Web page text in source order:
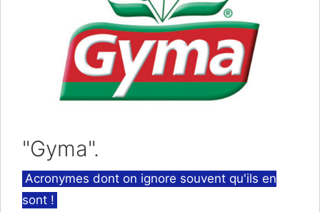
"Gyma".
Catégories
Acronymes dont on ignore souvent qu'ils en
sont !